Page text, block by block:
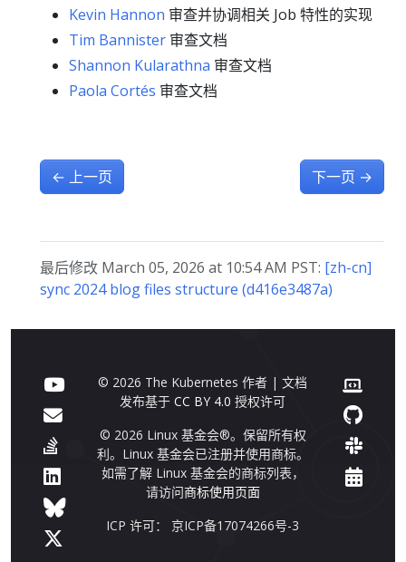
Kevin Hannon 审查并协调相关 Job 特性的实现
Tim Bannister 审查文档
Shannon Kularathna 审查文档
Paola Cortés 审查文档
← 上一页 下一页 →
最后修改 March 05, 2026 at 10:54 AM PST: [zh-cn]
sync 2024 blog files structure (d416e3487a)
© 2026 The Kubernetes 作者 | 文档
发布基于CC BY 4.0 授权许可
© 2026 Linux 基金会®。保留所有权
利。Linux 基金会已注册并使用商标。
如需了解 Linux 基金会的商标列表，
请访问商标使用页面
ICP 许可： 京ICP备17074266号-3